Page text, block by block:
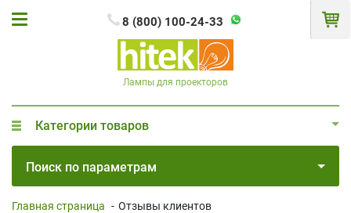
8 (800) 100-24-33
Лампы для проекторов
Категории товаров
Поиск по параметрам
Главная страница - Отзывы клиентов